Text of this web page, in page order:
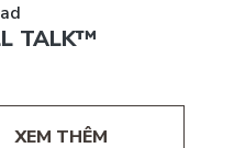
TALK™
XEM THÊM